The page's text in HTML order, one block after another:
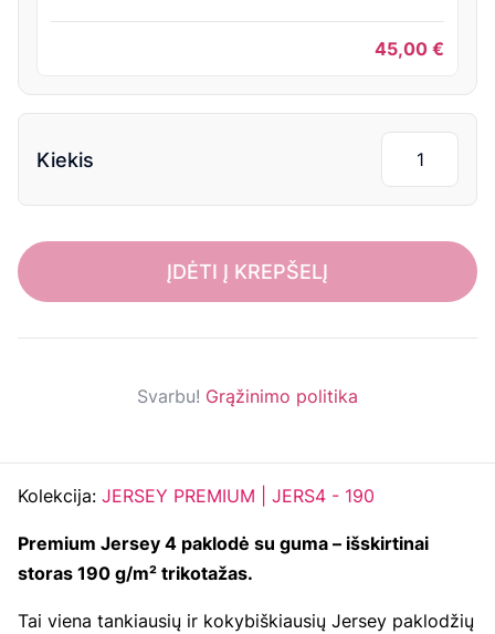
45,00 €
Kiekis
ĮDĖTI Į KREPŠELĮ
Svarbu! Grąžinimo politika
Kolekcija: JERSEY PREMIUM | JERS4 - 190
Premium Jersey 4 paklodė su guma – išskirtinai
storas 190 g/m² trikotažas.
Tai viena tankiausių ir kokybiškiausių Jersey paklodžių